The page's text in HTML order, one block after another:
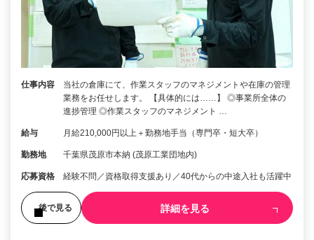
仕事内容
当社の倉庫にて、作業スタッフのマネジメントや在庫の管理
業務をお任せします。 【具体的には……】 ◎事業所全体の
進捗管理 ◎作業スタッフのマネジメント …
給与 月給210,000円以上＋勤務地手当（専門卒・短大卒）
勤務地 千葉県茂原市本納 (茂原工業団地内)
応募資格 経験不問／資格取得支援あり／40代からの中途入社も活躍中
後で見る 詳細を見る